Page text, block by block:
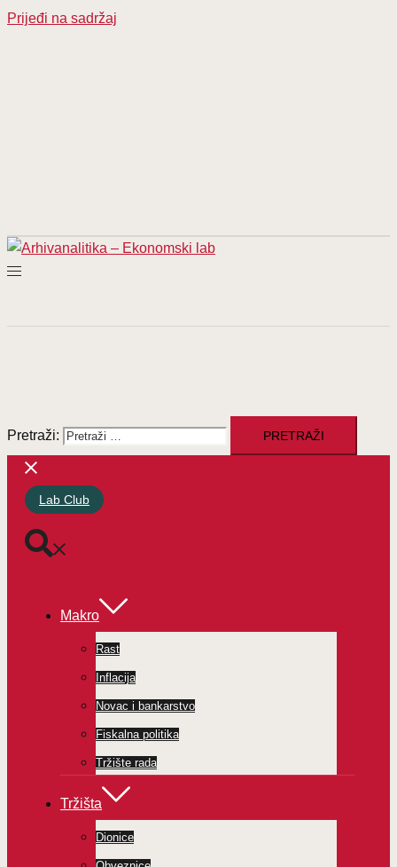
Prijeđi na sadržaj
Pretraži:
Lab Club
Makro
Rast
Inflacija
Novac i bankarstvo
Fiskalna politika
Tržište rada
Tržišta
Dionice